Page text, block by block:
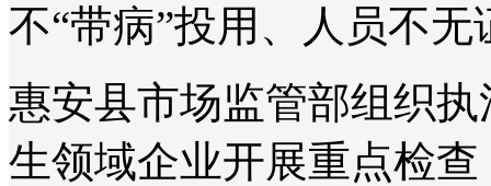
不“带病”投用、人员不无
惠安县市场监管部组织
生领域企业开展重点检